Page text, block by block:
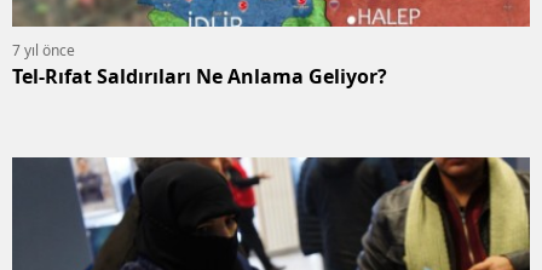
7 yıl önce
Tel-Rıfat Saldırıları Ne Anlama Geliyor?